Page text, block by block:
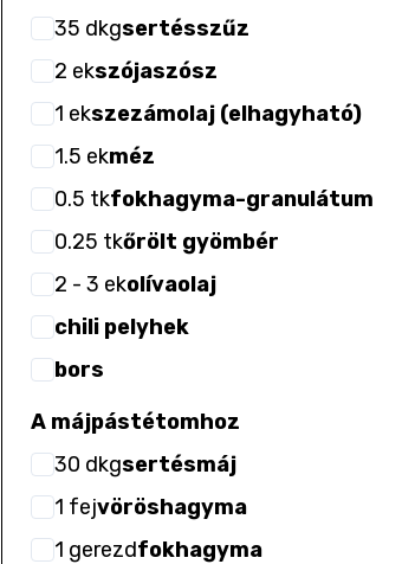
35 dkgsertésszűz
2 ekszójaszósz
1 ekszezámolaj (elhagyható)
1.5 ekméz
0.5 tkfokhagyma-granulátum
0.25 tkőrölt gyömbér
2 - 3 ekolívaolaj
chili pelyhek
bors
A májpástétomhoz
30 dkgsertésmáj
1 fejvöröshagyma
1 gerezdfokhagyma